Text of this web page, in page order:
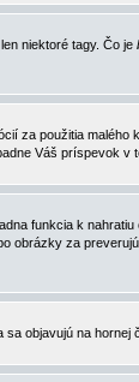
niektoré tagy. Čo je
za použitia
Váš príspevok v
funkcia k
za
objavujú na